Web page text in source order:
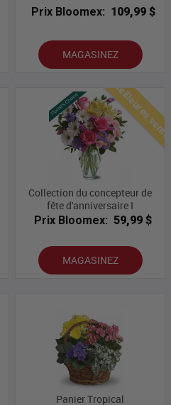
Prix Bloomex: 109,99 $
MAGASINEZ
Meilleures
Collection du concepteur de
fête d'anniversaire I
Prix Bloomex: 59,99 $
MAGASINEZ
Panier Tropical